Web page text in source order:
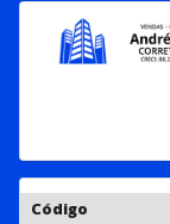
Código